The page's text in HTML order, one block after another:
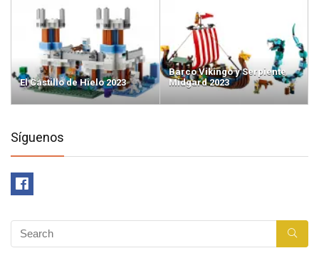
El Castillo de Hielo 2023
Barco Vikingo y Serpiente
Midgard 2023
Síguenos